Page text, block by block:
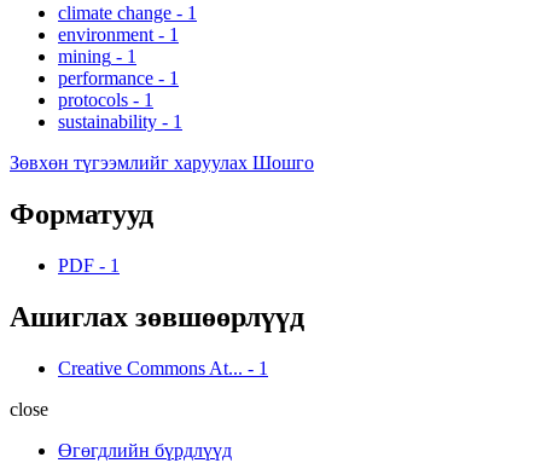
climate change - 1
environment - 1
mining - 1
performance - 1
protocols - 1
sustainability - 1
Зөвхөн түгээмлийг харуулах Шошго
Форматууд
PDF - 1
Ашиглах зөвшөөрлүүд
Creative Commons At... - 1
close
Өгөгдлийн бүрдлүүд